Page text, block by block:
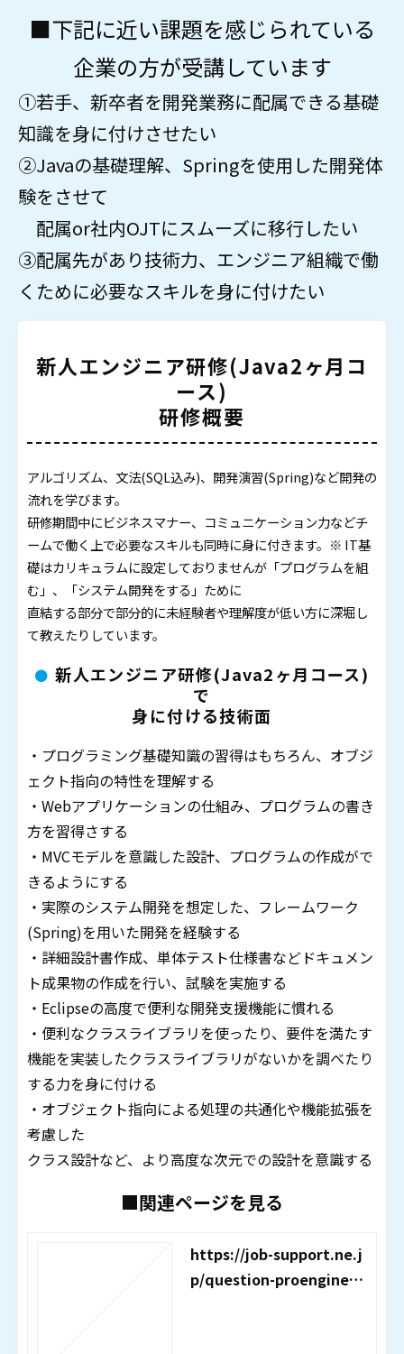
■下記に近い課題を感じられている
企業の方が受講しています
①若手、新卒者を開発業務に配属できる基礎
知識を身に付けさせたい
②Javaの基礎理解、Springを使用した開発体
験をさせて
配属or社内OJTにスムーズに移行したい
③配属先があり技術力、エンジニア組織で働
くために必要なスキルを身に付けたい
新人エンジニア研修(Java2ヶ月コ
ース)
研修概要
アルゴリズム、文法(SQL込み)、開発演習(Spring)など開発の
流れを学びます。
研修期間中にビジネスマナー、コミュニケーション力などチ
ームで働く上で必要なスキルも同時に身に付きます。※ IT基
礎はカリキュラムに設定しておりませんが「プログラムを組
む」、「システム開発をする」ために
直結する部分で部分的に未経験者や理解度が低い方に深堀し
て教えたりしています。
新人エンジニア研修(Java2ヶ月コース)
で
身に付ける技術面
・プログラミング基礎知識の習得はもちろん、オブジ
ェクト指向の特性を理解する
・Webアプリケーションの仕組み、プログラムの書き
方を習得さする
・MVCモデルを意識した設計、プログラムの作成がで
きるようにする
・実際のシステム開発を想定した、フレームワーク
(Spring)を用いた開発を経験する
・詳細設計書作成、単体テスト仕様書などドキュメン
ト成果物の作成を行い、試験を実施する
・Eclipseの高度で便利な開発支援機能に慣れる
・便利なクラスライブラリを使ったり、要件を満たす
機能を実装したクラスライブラリがないかを調べたり
する力を身に付ける
・オブジェクト指向による処理の共通化や機能拡張を
考慮した
クラス設計など、より高度な次元での設計を意識する
■関連ページを見る
https://job-support.ne.j
p/question-proengineer